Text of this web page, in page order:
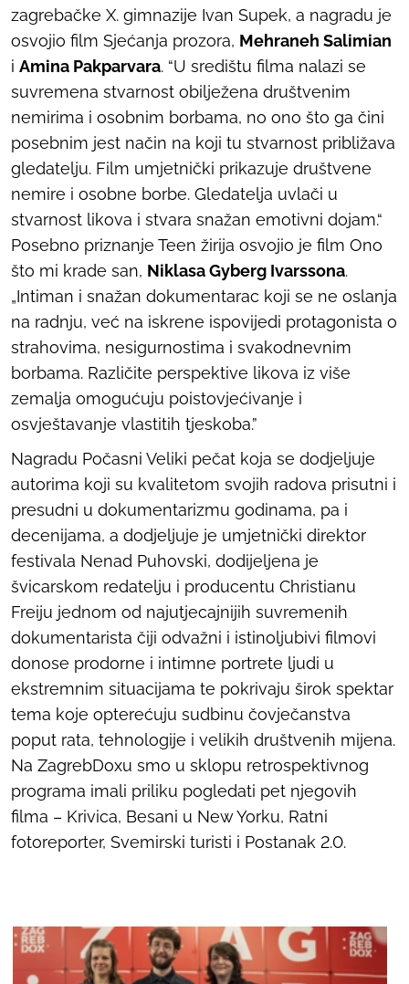
zagrebačke X. gimnazije Ivan Supek, a nagradu je
osvojio film Sjećanja prozora, Mehraneh Salimian
i Amina Pakparvara. “U središtu filma nalazi se
suvremena stvarnost obilježena društvenim
nemirima i osobnim borbama, no ono što ga čini
posebnim jest način na koji tu stvarnost približava
gledatelju. Film umjetnički prikazuje društvene
nemire i osobne borbe. Gledatelja uvlači u
stvarnost likova i stvara snažan emotivni dojam.“
Posebno priznanje Teen žirija osvojio je film Ono
što mi krade san, Niklasa Gyberg Ivarssona.
„Intiman i snažan dokumentarac koji se ne oslanja
na radnju, već na iskrene ispovijedi protagonista o
strahovima, nesigurnostima i svakodnevnim
borbama. Različite perspektive likova iz više
zemalja omogućuju poistovjećivanje i
osvještavanje vlastitih tjeskoba.”
Nagradu Počasni Veliki pečat koja se dodjeljuje
autorima koji su kvalitetom svojih radova prisutni i
presudni u dokumentarizmu godinama, pa i
decenijama, a dodjeljuje je umjetnički direktor
festivala Nenad Puhovski, dodijeljena je
švicarskom redatelju i producentu Christianu
Freiju jednom od najutjecajnijih suvremenih
dokumentarista čiji odvažni i istinoljubivi filmovi
donose prodorne i intimne portrete ljudi u
ekstremnim situacijama te pokrivaju širok spektar
tema koje opterećuju sudbinu čovječanstva
poput rata, tehnologije i velikih društvenih mijena.
Na ZagrebDoxu smo u sklopu retrospektivnog
programa imali priliku pogledati pet njegovih
filma – Krivica, Besani u New Yorku, Ratni
fotoreporter, Svemirski turisti i Postanak 2.0.